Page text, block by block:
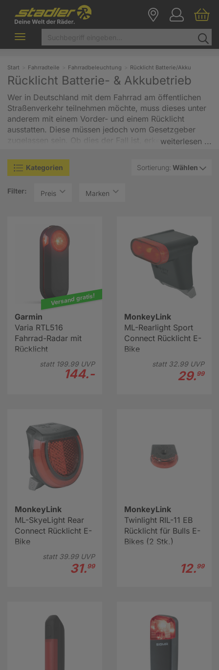
Toggle
navigation
Start Fahrradteile Fahrradbeleuchtung Rücklicht Batterie/Akku
Rücklicht Batterie- & Akkubetrieb
Wer in Deutschland mit dem Fahrrad am öffentlichen
Straßenverkehr teilnehmen möchte, muss dieses unter
anderem mit einem Vorder- und einem Rücklicht
ausstatten. Diese müssen jedoch vom Gesetzgeber
zugelassen sein. Ob dies der Fall ist, erkennt man an
K und einer Nummer
in unserem Online-Shop kaufen können, sind
Fahrradbeleuchtung kein gesetzliches Übel, sondern
und dafür sorgt, dass Sie von anderen
Verkehrsteilnehmern wahrgenommen werden können.
Hier erfahren Sie mehr über Fahrradbeleuchtungen
weiterlesen ...
Sortierung: Wählen
Kategorien
Filter: Preis Marken
Versand gratis!
Garmin
Varia RTL516
Fahrrad-Radar mit
Rücklicht
statt 199.99UVP
144.-
MonkeyLink
ML-Rearlight Sport
Connect Rücklicht E-
Bike
statt 32.99UVP
29.99
MonkeyLink
ML-SkyeLight Rear
Connect Rücklicht E-
Bike
statt 39.99UVP
31.99
MonkeyLink
Twinlight RIL-11 EB
Rücklicht für Bulls E-
Bikes (2 Stk.)
12.99